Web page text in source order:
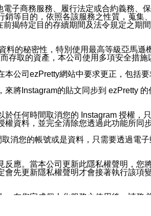
子商務服務、履行法定或合約義務
等目的，依照各該服務之性質，蒐集
揭特定目的存續期間及法令規定之期
的秘密性，特別使用最高等級亞馬
存取的資產，本公司使用多項安全措
公司ezPretty網站中要求更正，包括要
將Instagram的貼文同步到 ezPretty
任何時間取消您的 Instagram 授權
資料，並完全清除您透過此功能所同
消您的帳號或是資料，只需要透過電
應。當本公司更新此隱私權聲明，
先更新隱私權聲明才會接著執行該
在您完成個人化服務之使用後，請